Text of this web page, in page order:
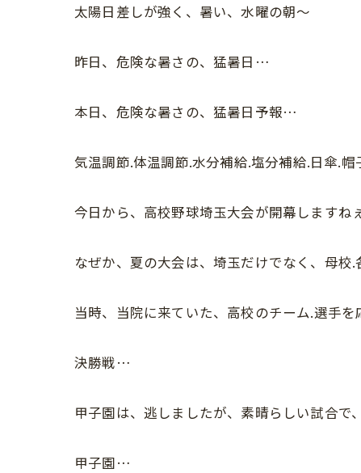
太陽日差しが強く、暑い、水曜の朝〜
昨日、危険な暑さの、猛暑日…
本日、危険な暑さの、猛暑日予報…
気温調節.体温調節.水分補給.塩分補給.日傘.
今日から、高校野球埼玉大会が開幕しますね
なぜか、夏の大会は、埼玉だけでなく、母
当時、当院に来ていた、高校のチーム.選手
決勝戦…
甲子園は、逃しましたが、素晴らしい試合で
甲子園…